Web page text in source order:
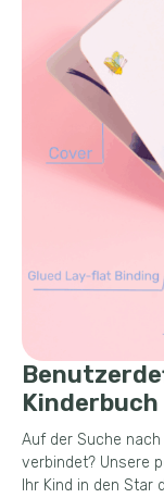
Auf der Suche
verbindet? Unsere
Ihr Kind in den